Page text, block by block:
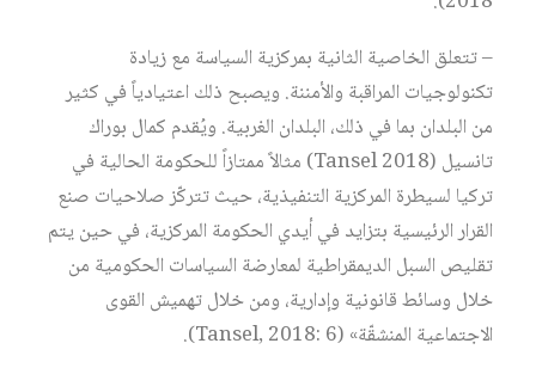
– تتعلق الخاصية الثانية بمركزية السياسة مع زيادة
تكنولوجيات المراقبة والأمننة. ويصبح ذلك اعتيادياً في كثير
من البلدان بما في ذلك، البلدان الغربية. ويُقدم كمال بوراك
تانسيل (Tansel 2018) مثالاً ممتازاً للحكومة الحالية في
تركيا لسيطرة المركزية التنفيذية، حيث تتركّز صلاحيات صنع
القرار الرئيسية بتزايد في أيدي الحكومة المركزية، في حين يتم
تقليص السبل الديمقراطية لمعارضة السياسات الحكومية من
خلال وسائط قانونية وإدارية، ومن خلال تهميش القوى
الاجتماعية المنشقّة» (Tansel, 2018: 6).